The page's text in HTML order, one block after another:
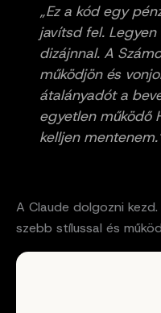
„Ez a kód egy
javítsd fel.
dizájnnal. A
működjön és
átalányadót a
egyetlen működő
kelljen
A Claude dolgozni
szebb stílussal és